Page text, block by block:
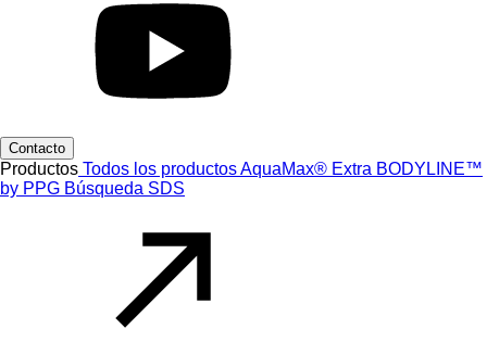
Contacto
Productos Todos los productosAquaMax® Extra BODYLINE™
by PPG Búsqueda SDS